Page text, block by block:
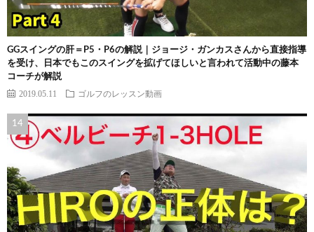
GGスイングの肝＝P5・P6の解説｜ジョージ・ガンカスさんから直接指導
を受け、日本でもこのスイングを拡げてほしいと言われて活動中の藤本
コーチが解説
2019.05.11 ゴルフのレッスン動画